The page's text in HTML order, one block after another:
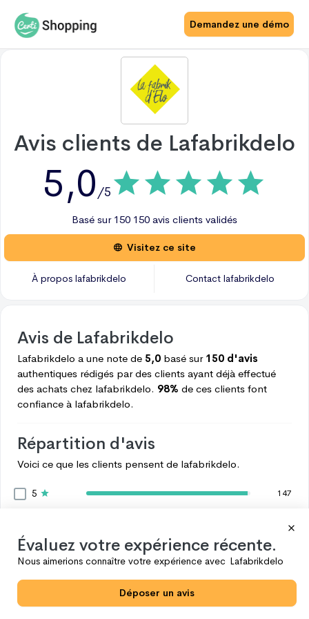
Demandez une démo
Avis clients de Lafabrikdelo
5,0 /5
Basé sur 150 150 avis clients validés
Visitez ce site
À propos lafabrikdelo Contact lafabrikdelo
Avis de Lafabrikdelo
Lafabrikdelo a une note de 5,0 basé sur 150 d'avis
authentiques rédigés par des clients ayant déjà effectué
des achats chez lafabrikdelo. 98% de ces clients font
confiance à lafabrikdelo.
Répartition d'avis
Voici ce que les clients pensent de lafabrikdelo.
5 147
0
Voir plus
Évaluez votre expérience récente.
Nous aimerions connaître votre expérience avec Lafabrikdelo
Déposer un avis